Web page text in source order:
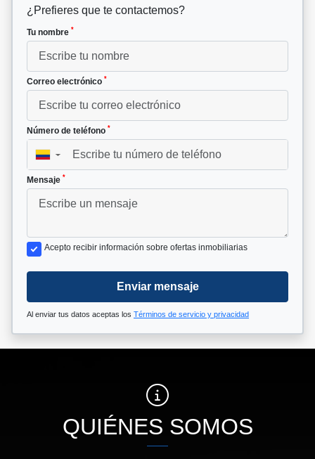
¿Prefieres que te contactemos?
Tu nombre *
Correo electrónico *
Número de teléfono *
▼
Mensaje *
Acepto recibir información sobre ofertas inmobiliarias
Enviar mensaje
Al enviar tus datos aceptas los Términos de servicio y privacidad
QUIÉNES SOMOS